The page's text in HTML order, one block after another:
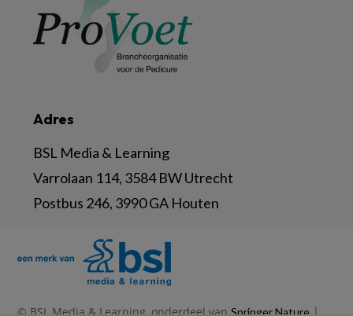
Adres
BSL Media & Learning
Varrolaan 114, 3584 BW Utrecht
Postbus 246, 3990 GA Houten
© BSL Media & Learning, onderdeel van Springer Nature |